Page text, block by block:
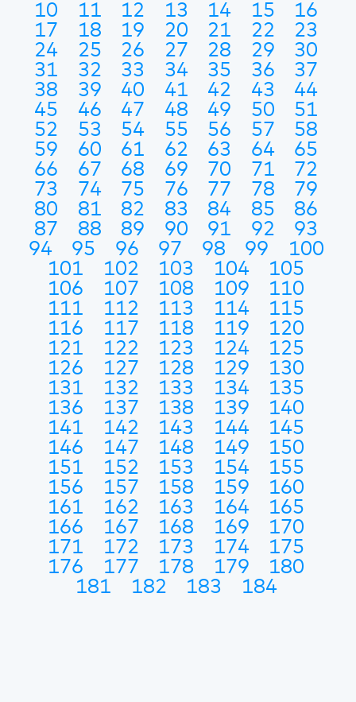
10
11 12 13 14 15
16
17
18 19 20 21 22
23
24
25 26 27 28 29
30
31
32 33 34 35 36
37
38
39 40 41 42 43
44
45
46 47 48 49 50
51
52
53 54 55 56 57
58
59
60 61 62 63 64
65
66
67 68 69 70 71
72
73
74 75 76 77 78
79
80
81 82 83 84 85
86
87
88 89 90 91 92
93
94
95 96 97 98 99
100
101
102 103 104
105
106
107 108 109
110
111
112 113 114
115
116
117 118 119
120
121
122 123 124
125
126
127 128 129
130
131
132 133 134
135
136
137 138 139
140
141
142 143 144
145
146
147 148 149
150
151
152 153 154
155
156
157 158 159
160
161
162 163 164
165
166
167 168 169
170
171
172 173 174
175
176
177 178 179
180
181
182 183 184